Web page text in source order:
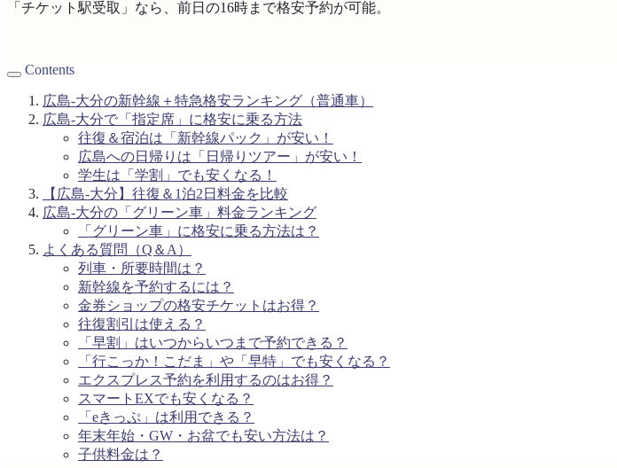
「チケット駅受取」なら、前日の16時まで格安予約が可能。
Contents
広島-大分の新幹線＋特急格安ランキング（普通車）
広島-大分で「指定席」に格安に乗る方法
往復＆宿泊は「新幹線パック」が安い！
広島への日帰りは「日帰りツアー」が安い！
学生は「学割」でも安くなる！
【広島-大分】往復＆1泊2日料金を比較
広島-大分の「グリーン車」料金ランキング
「グリーン車」に格安に乗る方法は？
よくある質問（Q＆A）
列車・所要時間は？
新幹線を予約するには？
金券ショップの格安チケットはお得？
往復割引は使える？
「早割」はいつからいつまで予約できる？
「行こっか！こだま」や「早特」でも安くなる？
エクスプレス予約を利用するのはお得？
スマートEXでも安くなる？
「eきっぷ」は利用できる？
年末年始・GW・お盆でも安い方法は？
子供料金は？